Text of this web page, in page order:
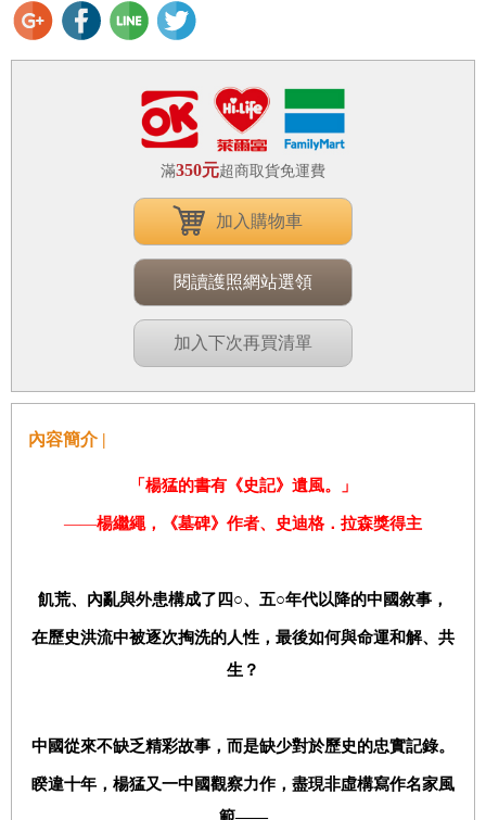
滿350元超商取貨免運費
加入購物車
閱讀護照網站選領
加入下次再買清單
內容簡介 |
「楊猛的書有《史記》遺風。」
——楊繼繩，《墓碑》作者、 史迪格．拉森獎得主
飢荒、內亂與外患構成了四○、 五○年代以降的中國敘事，
在歷史洪流中被逐次掏洗的人性，最後如何與命運和解、共
生？
中國從來不缺乏精彩故事，而是缺少對於歷史的忠實記錄。
睽違十年，楊猛又一中國觀察力作，盡現非虛構寫作名家風
範——